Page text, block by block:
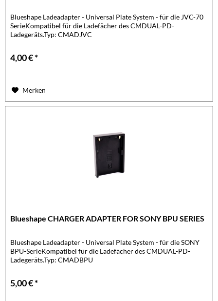
Blueshape Ladeadapter - Universal Plate System - für die JVC-70
SerieKompatibel für die Ladefächer des CMDUAL-PD-
Ladegeräts.Typ: CMADJVC
4,00 € *
Merken
Blueshape CHARGER ADAPTER FOR SONY BPU SERIES
Blueshape Ladeadapter - Universal Plate System - für die SONY
BPU-SerieKompatibel für die Ladefächer des CMDUAL-PD-
Ladegeräts.Typ: CMADBPU
5,00 € *